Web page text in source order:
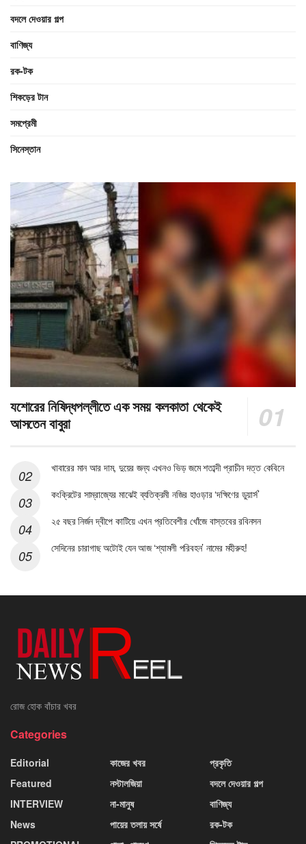
বদলে দেওয়ার গল্প
বাণিজ্য
রক-টক
শিকড়ের টান
সমপ্রেমী
সিনেস্তান
যশোরের নিষিদ্ধপল্লীতে এক সময় কলকাতা থেকেই
আসতেন বাবুরা
খাবারের মান আর দাম, দুয়ের জন্য এখনও ভিড় জমে শতাব্দী প্রাচীন দত্ত কেবিনে
কংক্রিটের সাম্রাজ্যের মাঝেই ব্যতিক্রমী নজির হাওড়ার ‘দক্ষিণের ডুয়ার্স’
২৫ বছর নির্জন দ্বীপে কাটিয়ে এখন প্রতিবেশীর খোঁজে বাস্তবের রবিনসন
সেদিনের চারাগাছ অটোই যেন আজ ‘শ্যামলী পরিবহন’ নামের মহীরুহ!
রোজ হোক বাঁচার খবর
Categories
Editorial
Featured
INTERVIEW
News
কাজের খবর
নস্টালজিয়া
না-মানুষ
পায়ের তলায় সর্ষে
প্রকৃতি
বদলে দেওয়ার গল্প
বাণিজ্য
রক-টক